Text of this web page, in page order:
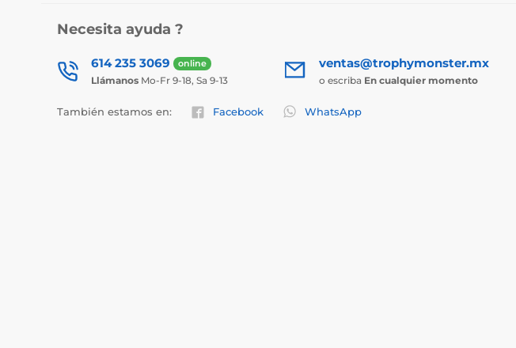
Necesita ayuda ?
614 235 3069 online
Llámanos Mo-Fr 9-18, Sa 9-13
ventas@trophymonster.mx
o escriba En cualquier momento
También estamos en: Facebook WhatsApp